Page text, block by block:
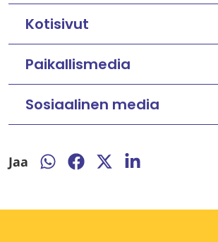
Kotisivut
Paikallismedia
Sosiaalinen media
Jaa
Jaa
Jaa
Jaa
Jaa